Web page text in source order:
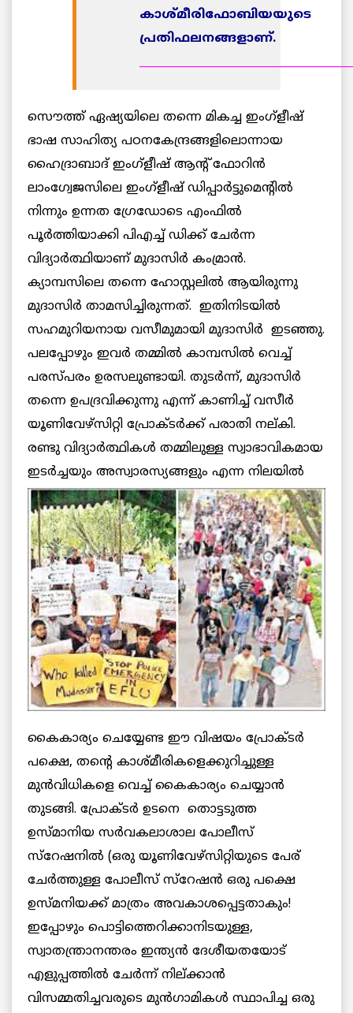
കാശ്മീരിഫോബിയയുടെ
പ്രതിഫലനങ്ങളാണ്.
സൌത്ത് ഏഷ്യയിലെ തന്നെ മികച്ച ഇംഗ്ളീഷ്
ഭാഷ സാഹിത്യ പഠനകേന്ദ്രങ്ങളിലൊന്നായ
ഹൈദ്രാബാദ് ഇംഗ്ളീഷ് ആന്റ് ഫോറിന്‍
ലാംഗ്വേജസിലെ ഇംഗ്ളീഷ് ഡിപ്പാര്‍ട്ടുമെന്റില്‍
നിന്നും ഉന്നത ഗ്രേഡോടെ എംഫില്‍
പൂര്‍ത്തിയാക്കി പിഎച്ച് ഡിക്ക് ചേര്‍ന്ന
വിദ്യാര്‍ത്ഥിയാണ് മുദാസിര്‍ കംമ്രാന്‍.
ക്യാമ്പസിലെ തന്നെ ഹോസ്റ്റലില്‍ ആയിരുന്നു
മുദാസിര്‍ താമസിച്ചിരുന്നത്. ഇതിനിടയില്‍
സഹമുറിയനായ വസീമുമായി മുദാസിര്‍ ഇടഞ്ഞു.
പലപ്പോഴും ഇവര്‍ തമ്മില്‍ കാമ്പസില്‍ വെച്ച്
പരസ്പരം ഉരസലുണ്ടായി. തുടര്‍ന്ന്, മുദാസിര്‍
തന്നെ ഉപദ്രവിക്കുന്നു എന്ന് കാണിച്ച് വസീര്‍
യൂണിവേഴ്സിറ്റി പ്രോക്ടര്‍ക്ക് പരാതി നല്കി.
രണ്ടു വിദ്യാര്‍ത്ഥികള്‍ തമ്മിലുള്ള സ്വാഭാവികമായ
ഇടര്‍ച്ചയും അസ്വാരസ്യങ്ങളും എന്ന നിലയില്‍
കൈകാര്യം ചെയ്യേണ്ട ഈ വിഷയം പ്രോക്ടര്‍
പക്ഷെ, തന്റെ കാശ്മീരികളെക്കുറിച്ചുള്ള
മുന്‍വിധികളെ വെച്ച് കൈകാര്യം ചെയ്യാന്‍
തുടങ്ങി. പ്രോക്ടര്‍ ഉടനെ തൊട്ടടുത്ത
ഉസ്മാനിയ സര്‍വകലാശാല പോലീസ്
സ്റേഷനില്‍ (ഒരു യൂണിവേഴ്സിറ്റിയുടെ പേര്
ചേര്‍ത്തുള്ള പോലീസ് സ്റേഷന്‍ ഒരു പക്ഷെ
ഉസ്മനിയക്ക് മാത്രം അവകാശപ്പെട്ടതാകും!
ഇപ്പോഴും പൊട്ടിത്തെറിക്കാനിടയുള്ള,
സ്വാതന്ത്രാനന്തരം ഇന്ത്യന്‍ ദേശീയതയോട്
എളുപ്പത്തില്‍ ചേര്‍ന്ന് നില്ക്കാന്‍
വിസമ്മതിച്ചവരുടെ മുന്‍ഗാമികള്‍ സ്ഥാപിച്ച ഒരു